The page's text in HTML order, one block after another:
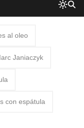
al oleo
Janiaczyk
con espátula